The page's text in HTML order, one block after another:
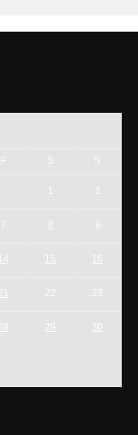
F S S
1 2
7 8 9
15 16
22 23
29 30